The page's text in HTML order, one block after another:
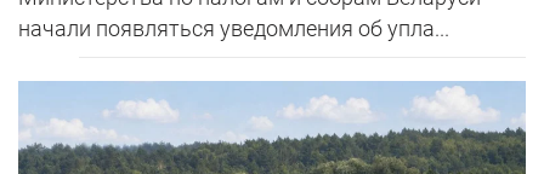
начали появляться уведомления об упла...